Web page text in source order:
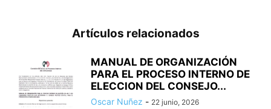
Artículos relacionados
MANUAL DE ORGANIZACIÓN
PARA EL PROCESO INTERNO DE
ELECCION DEL CONSEJO...
Oscar Nuñez - 22 junio, 2026